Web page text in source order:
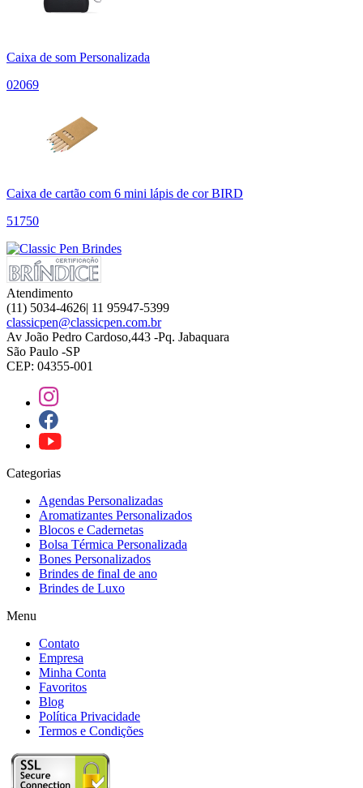
Caixa de som Personalizada
02069
Caixa de cartão com 6 mini lápis de cor BIRD
51750
Atendimento
(11) 5034-4626| 11 95947-5399
classicpen@classicpen.com.br
Av João Pedro Cardoso,443 -Pq. Jabaquara
São Paulo -SP
CEP: 04355-001
Categorias
Agendas Personalizadas
Aromatizantes Personalizados
Blocos e Cadernetas
Bolsa Térmica Personalizada
Bones Personalizados
Brindes de final de ano
Brindes de Luxo
Menu
Contato
Empresa
Minha Conta
Favoritos
Blog
Política Privacidade
Termos e Condições